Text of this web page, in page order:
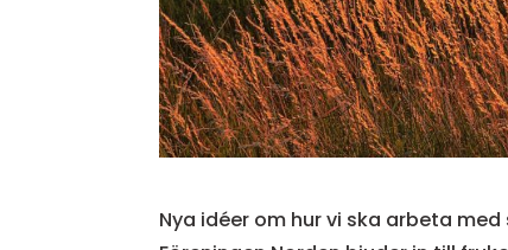
Nya idéer om hur vi ska arbeta